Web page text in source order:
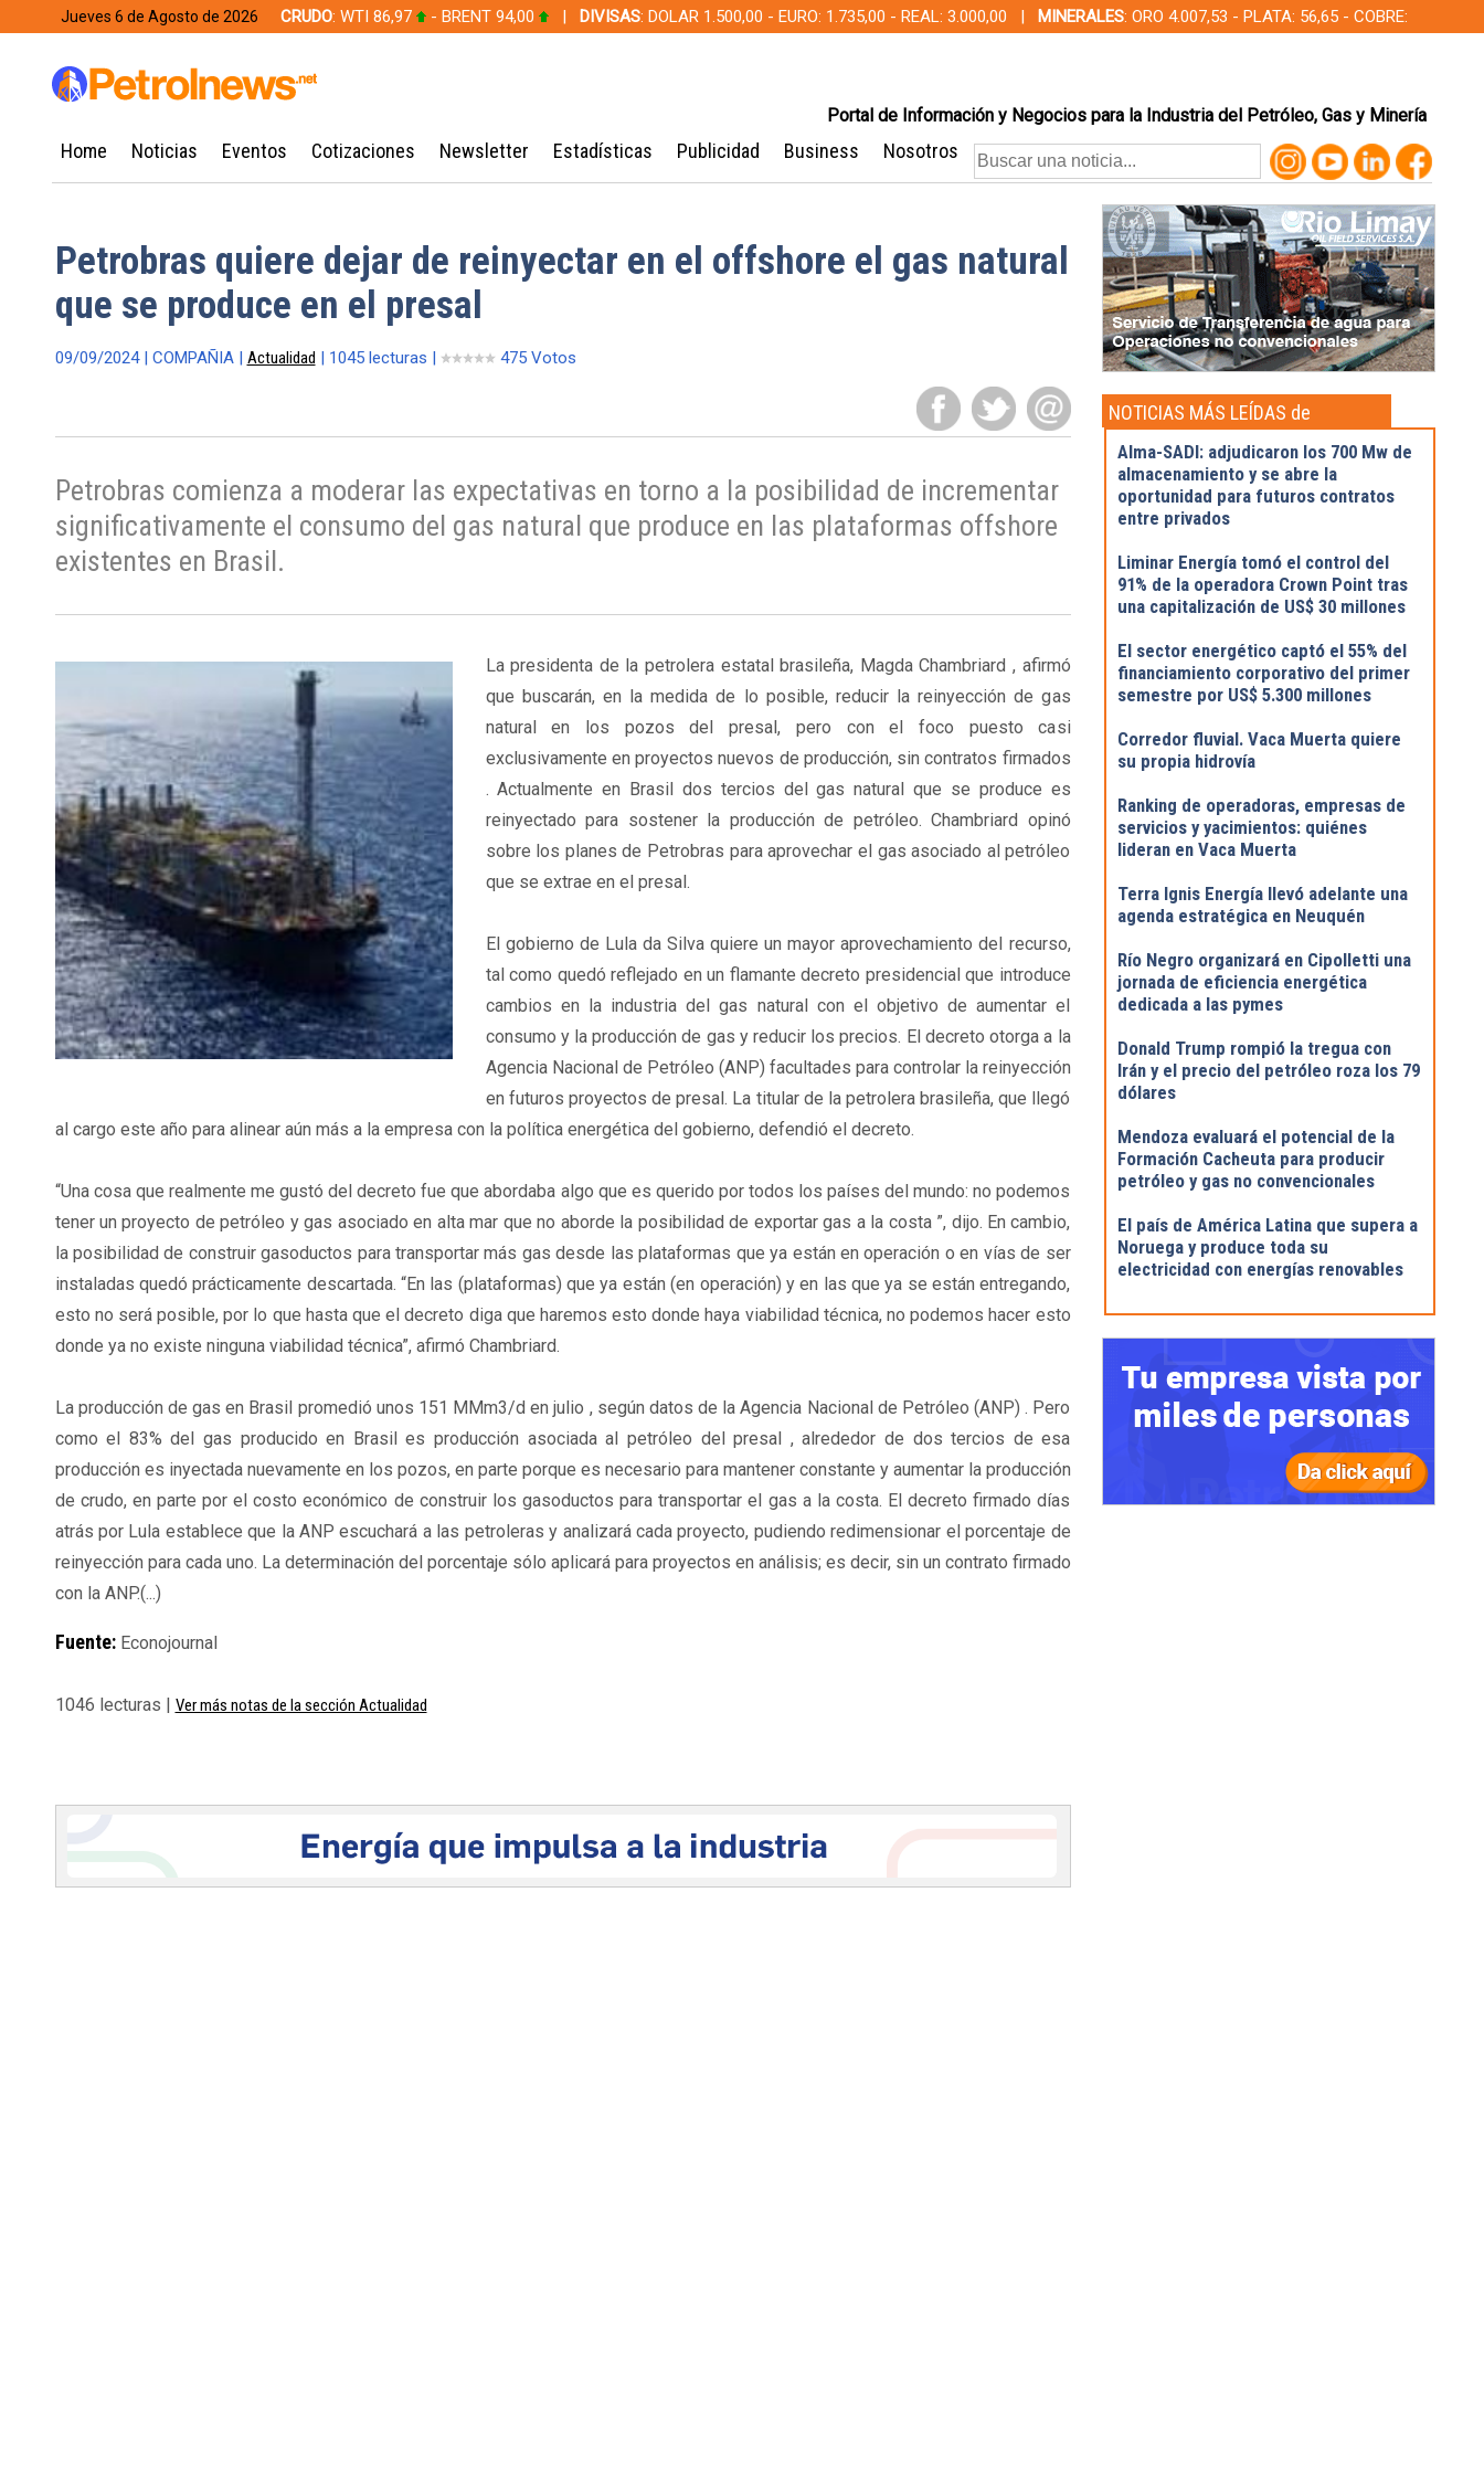
Jueves 6 de Agosto de 2026 CRUDO: WTI 86,97 - BRENT 94,00 | DIVISAS: DOLAR 1.500,00 - EURO: 1.735,00 - REAL: 3.000,00 | MINERALES: ORO 4.007,53 - PLATA: 56,65 - COBRE:
Portal de Información y Negocios para la Industria del Petróleo, Gas y Minería
Home Noticias Eventos Cotizaciones Newsletter Estadísticas Publicidad Business Nosotros
Petrobras quiere dejar de reinyectar en el offshore el gas natural
que se produce en el presal
09/09/2024 | COMPAÑIA | Actualidad | 1045 lecturas | 475 Votos
Petrobras comienza a moderar las expectativas en torno a la posibilidad de incrementar
significativamente el consumo del gas natural que produce en las plataformas offshore
existentes en Brasil.
La presidenta de la petrolera estatal brasileña, Magda Chambriard , afirmó
que buscarán, en la medida de lo posible, reducir la reinyección de gas
natural en los pozos del presal, pero con el foco puesto casi
exclusivamente en proyectos nuevos de producción, sin contratos firmados
. Actualmente en Brasil dos tercios del gas natural que se produce es
reinyectado para sostener la producción de petróleo. Chambriard opinó
sobre los planes de Petrobras para aprovechar el gas asociado al petróleo
que se extrae en el presal.
El gobierno de Lula da Silva quiere un mayor aprovechamiento del recurso,
tal como quedó reflejado en un flamante decreto presidencial que introduce
cambios en la industria del gas natural con el objetivo de aumentar el
consumo y la producción de gas y reducir los precios. El decreto otorga a la
Agencia Nacional de Petróleo (ANP) facultades para controlar la reinyección
en futuros proyectos de presal. La titular de la petrolera brasileña, que llegó
al cargo este año para alinear aún más a la empresa con la política energética del gobierno, defendió el decreto.
“Una cosa que realmente me gustó del decreto fue que abordaba algo que es querido por todos los países del mundo: no podemos
tener un proyecto de petróleo y gas asociado en alta mar que no aborde la posibilidad de exportar gas a la costa ”, dijo. En cambio,
la posibilidad de construir gasoductos para transportar más gas desde las plataformas que ya están en operación o en vías de ser
instaladas quedó prácticamente descartada. “En las (plataformas) que ya están (en operación) y en las que ya se están entregando,
esto no será posible, por lo que hasta que el decreto diga que haremos esto donde haya viabilidad técnica, no podemos hacer esto
donde ya no existe ninguna viabilidad técnica”, afirmó Chambriard.
La producción de gas en Brasil promedió unos 151 MMm3/d en julio , según datos de la Agencia Nacional de Petróleo (ANP) . Pero
como el 83% del gas producido en Brasil es producción asociada al petróleo del presal , alrededor de dos tercios de esa
producción es inyectada nuevamente en los pozos, en parte porque es necesario para mantener constante y aumentar la producción
de crudo, en parte por el costo económico de construir los gasoductos para transportar el gas a la costa. El decreto firmado días
atrás por Lula establece que la ANP escuchará a las petroleras y analizará cada proyecto, pudiendo redimensionar el porcentaje de
reinyección para cada uno. La determinación del porcentaje sólo aplicará para proyectos en análisis; es decir, sin un contrato firmado
con la ANP.(...)
Fuente:Econojournal
1046 lecturas | Ver más notas de la sección Actualidad
NOTICIAS MÁS LEÍDAS de
Actualidad
Alma-SADI: adjudicaron los 700 Mw de
almacenamiento y se abre la
oportunidad para futuros contratos
entre privados
Liminar Energía tomó el control del
91% de la operadora Crown Point tras
una capitalización de US$ 30 millones
El sector energético captó el 55% del
financiamiento corporativo del primer
semestre por US$ 5.300 millones
Corredor fluvial. Vaca Muerta quiere
su propia hidrovía
Ranking de operadoras, empresas de
servicios y yacimientos: quiénes
lideran en Vaca Muerta
Terra Ignis Energía llevó adelante una
agenda estratégica en Neuquén
Río Negro organizará en Cipolletti una
jornada de eficiencia energética
dedicada a las pymes
Donald Trump rompió la tregua con
Irán y el precio del petróleo roza los 79
dólares
Mendoza evaluará el potencial de la
Formación Cacheuta para producir
petróleo y gas no convencionales
El país de América Latina que supera a
Noruega y produce toda su
electricidad con energías renovables